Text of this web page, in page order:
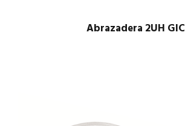
Abrazadera 2UH GIC